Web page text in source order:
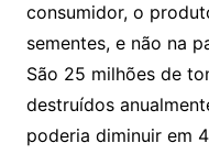
consumidor, o
sementes, e não na
São 25 milhões de
destruídos
poderia diminuir em